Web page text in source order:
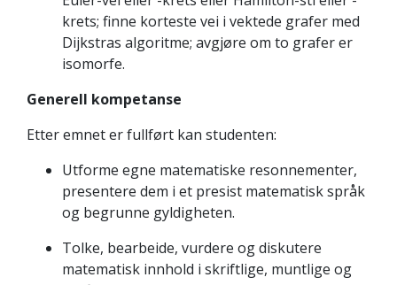
krets; finne korteste vei i vektede grafer med
Dijkstras algoritme; avgjøre om to grafer er
isomorfe.
Generell kompetanse
Etter emnet er fullført kan studenten:
Utforme egne matematiske resonnementer,
presentere dem i et presist matematisk språk
og begrunne gyldigheten.
Tolke, bearbeide, vurdere og diskutere
matematisk innhold i skriftlige, muntlige og